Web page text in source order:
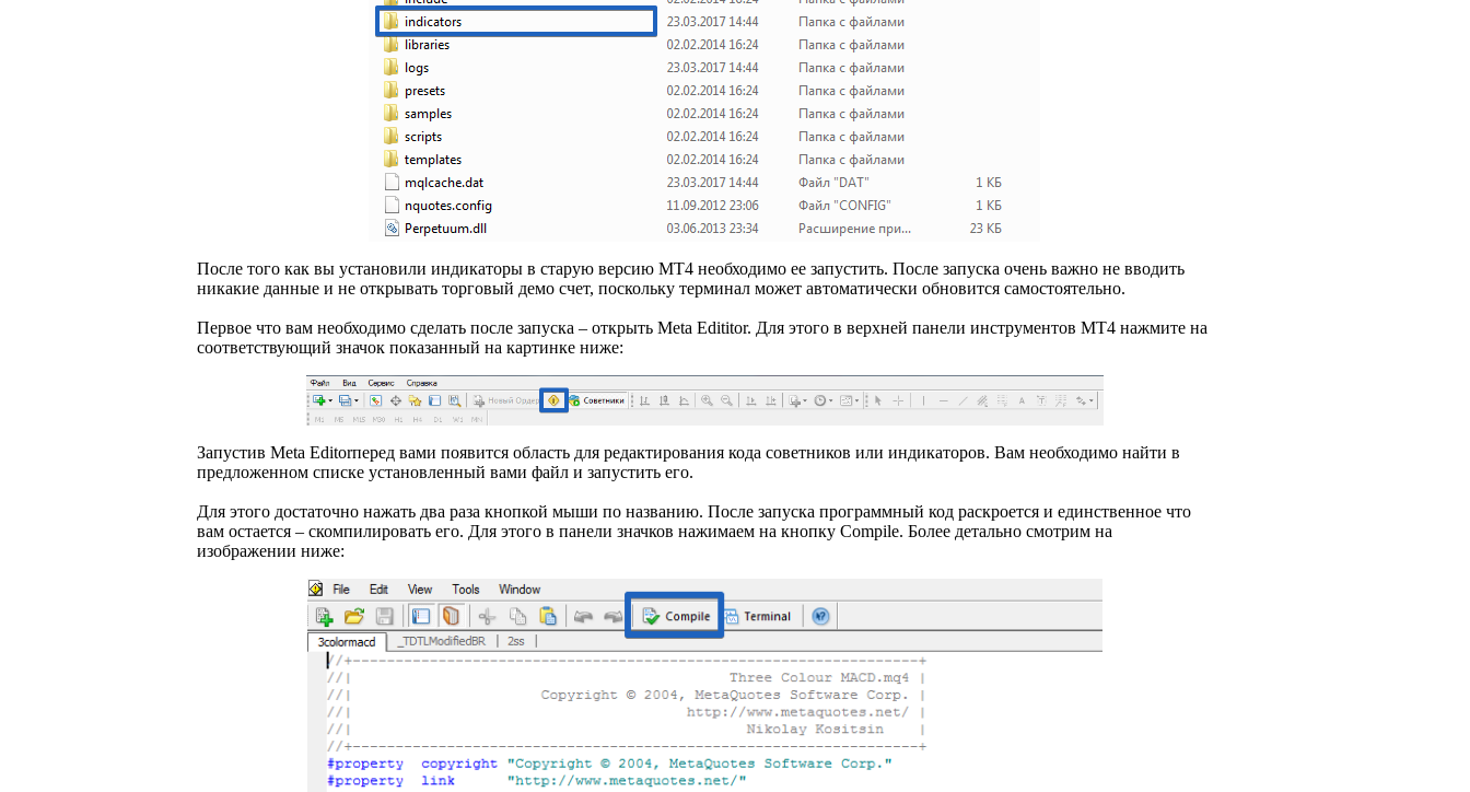
После того как вы установили индикаторы в старую версию МТ4 необходимо ее запустить. После запуска очень важно не вводить
никакие данные и не открывать торговый демо счет, поскольку терминал может автоматически обновится самостоятельно.
Первое что вам необходимо сделать после запуска – открыть Meta Edititor. Для этого в верхней панели инструментов МТ4 нажмите на
соответствующий значок показанный на картинке ниже:
Запустив Meta Editorперед вами появится область для редактирования кода советников или индикаторов. Вам необходимо найти в
предложенном списке установленный вами файл и запустить его.
Для этого достаточно нажать два раза кнопкой мыши по названию. После запуска программный код раскроется и единственное что
вам остается – скомпилировать его. Для этого в панели значков нажимаем на кнопку Compile. Более детально смотрим на
изображении ниже: